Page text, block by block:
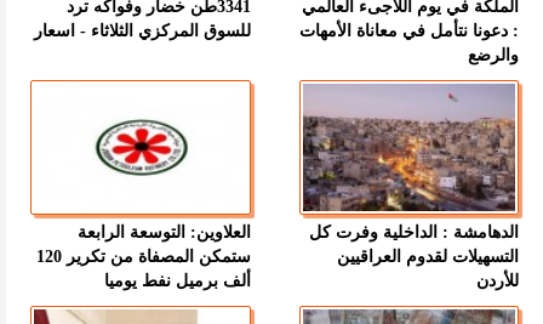
الملكة في يوم اللاجىء العالمي
: دعونا نتأمل في معاناة الأمهات
والرضع
3341طن خضار وفواكه ترد
للسوق المركزي الثلاثاء - اسعار
الدهامشة : الداخلية وفرت كل
التسهيلات لقدوم العراقيين
للأردن
العلاوين: التوسعة الرابعة
ستمكن المصفاة من تكرير 120
ألف برميل نفط يوميا